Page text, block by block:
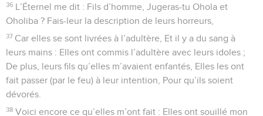
36 L’Éternel me dit : Fils d’homme, Jugeras-tu Ohola et
Oholiba ? Fais-leur la description de leurs horreurs,
37 Car elles se sont livrées à l’adultère, Et il y a du sang à
leurs mains : Elles ont commis l’adultère avec leurs idoles ;
De plus, leurs fils qu’elles m’avaient enfantés, Elles les ont
fait passer (par le feu) à leur intention, Pour qu’ils soient
dévorés.
38 Voici encore ce qu’elles m’ont fait : Elles ont souillé mon